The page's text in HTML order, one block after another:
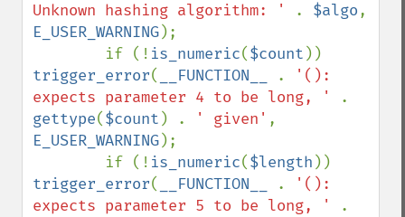
Unknown hashing algorithm: '
. $algo
E_USER_WARNING);
        if (!
is_numeric($count
trigger_error( __FUNCTION__ .
'():
expects parameter 4 to be long, '
gettype($count ) . ' given'
E_USER_WARNING);
        if (!
is_numeric($length
trigger_error( __FUNCTION__ .
'():
expects parameter 5 to be long, '